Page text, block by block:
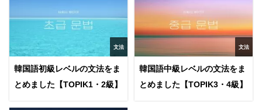
文法
韓国語初級レベルの文法をま
とめました【TOPIK1・2級】
文法
韓国語中級レベルの文法をま
とめました【TOPIK3・4級】